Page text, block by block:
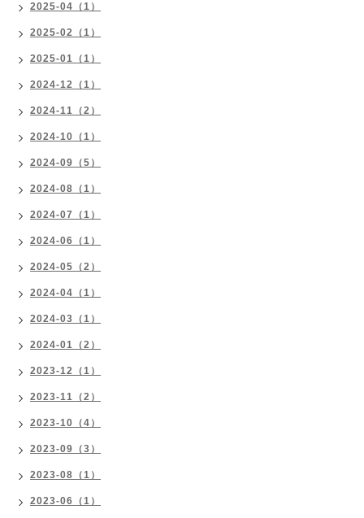
2025-04（1）
2025-02（1）
2025-01（1）
2024-12（1）
2024-11（2）
2024-10（1）
2024-09（5）
2024-08（1）
2024-07（1）
2024-06（1）
2024-05（2）
2024-04（1）
2024-03（1）
2024-01（2）
2023-12（1）
2023-11（2）
2023-10（4）
2023-09（3）
2023-08（1）
2023-06（1）